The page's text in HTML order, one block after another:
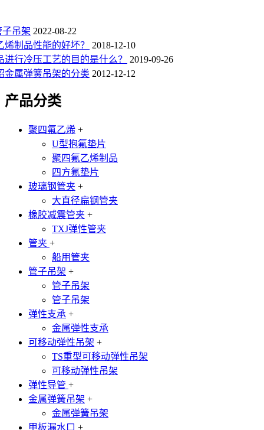
吊架 2022-08-22
制品性能的好坏？
2018-12-10
行冷压工艺的目的是什么？
2019-09-26
金属弹簧吊架的分类 2012-12-12
产品分类
聚四氟乙烯 +
U型抱氟垫片
聚四氟乙烯制品
四方氟垫片
玻璃钢管夹 +
大直径扁钢管夹
橡胶减震管夹 +
TXJ弹性管夹
管夹 +
船用管夹
管子吊架 +
管子吊架
管子吊架
弹性支承 +
金属弹性支承
可移动弹性吊架 +
TS重型可移动弹性吊架
可移动弹性吊架
弹性导管 +
金属弹簧吊架 +
金属弹簧吊架
甲板漏水口 +